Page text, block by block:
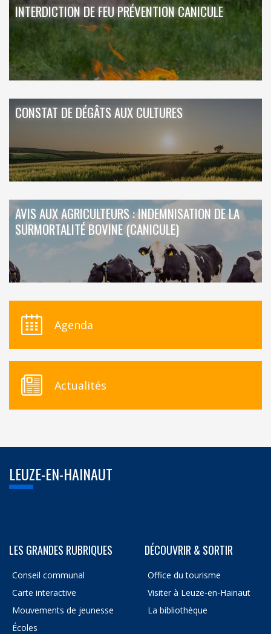
INTERDICTION DE FEU PRÉVENTION CANICULE
CONSTAT DE DÉGÂTS AUX CULTURES
AVIS AUX AGRICULTEURS : INDEMNISATION DE LA
SURMORTALITÉ BOVINE (CANICULE)
Agenda
Actualités
LEUZE-EN-HAINAUT
LES GRANDES RUBRIQUES
Conseil communal
Carte interactive
Mouvements de jeunesse
Écoles
DÉCOUVRIR & SORTIR
Office du tourisme
Visiter à Leuze-en-Hainaut
La bibliothèque